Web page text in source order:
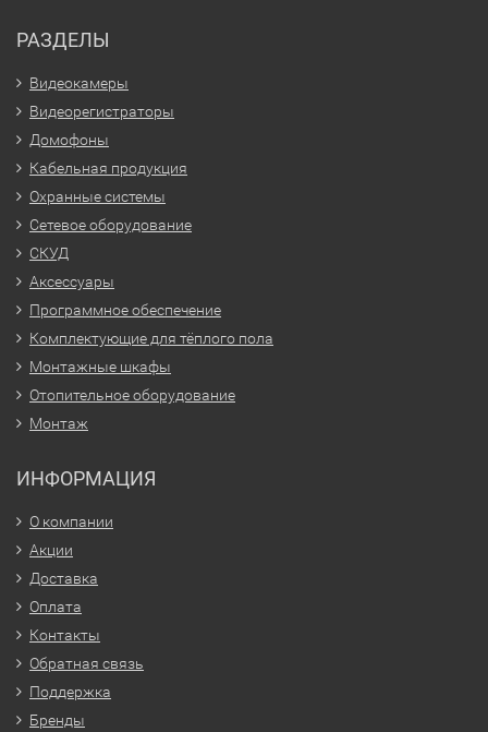
РАЗДЕЛЫ
Видеокамеры
Видеорегистраторы
Домофоны
Кабельная продукция
Охранные системы
Сетевое оборудование
СКУД
Аксессуары
Программное обеспечение
Комплектующие для тёплого пола
Монтажные шкафы
Отопительное оборудование
Монтаж
ИНФОРМАЦИЯ
О компании
Акции
Доставка
Оплата
Контакты
Обратная связь
Поддержка
Бренды